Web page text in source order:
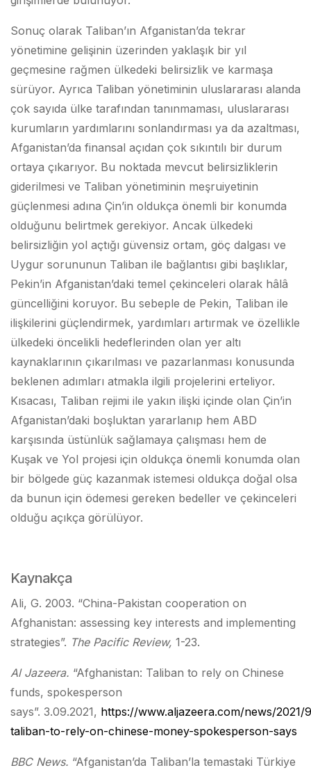
Sonuç olarak Taliban’ın Afganistan’da tekrar
yönetimine gelişinin üzerinden yaklaşık bir yıl
geçmesine rağmen ülkedeki belirsizlik ve karmaşa
sürüyor. Ayrıca Taliban yönetiminin uluslararası alanda
çok sayıda ülke tarafından tanınmaması, uluslararası
kurumların yardımlarını sonlandırması ya da azaltması,
Afganistan’da finansal açıdan çok sıkıntılı bir durum
ortaya çıkarıyor. Bu noktada mevcut belirsizliklerin
giderilmesi ve Taliban yönetiminin meşruiyetinin
güçlenmesi adına Çin’in oldukça önemli bir konumda
olduğunu belirtmek gerekiyor. Ancak ülkedeki
belirsizliğin yol açtığı güvensiz ortam, göç dalgası ve
Uygur sorununun Taliban ile bağlantısı gibi başlıklar,
Pekin’in Afganistan’daki temel çekinceleri olarak hâlâ
güncelliğini koruyor. Bu sebeple de Pekin, Taliban ile
ilişkilerini güçlendirmek, yardımları artırmak ve özellikle
ülkedeki öncelikli hedeflerinden olan yer altı
kaynaklarının çıkarılması ve pazarlanması konusunda
beklenen adımları atmakla ilgili projelerini erteliyor.
Kısacası, Taliban rejimi ile yakın ilişki içinde olan Çin’in
Afganistan’daki boşluktan yararlanıp hem ABD
karşısında üstünlük sağlamaya çalışması hem de
Kuşak ve Yol projesi için oldukça önemli konumda olan
bir bölgede güç kazanmak istemesi oldukça doğal olsa
da bunun için ödemesi gereken bedeller ve çekinceleri
olduğu açıkça görülüyor.
Kaynakça
Ali, G. 2003. “China-Pakistan cooperation on
Afghanistan: assessing key interests and implementing
strategies”. The Pacific Review, 1-23.
Al Jazeera. “Afghanistan: Taliban to rely on Chinese
funds, spokesperson
says”. 3.09.2021, https://www.aljazeera.com/news/2021/
taliban-to-rely-on-chinese-money-spokesperson-says
BBC News. “Afganistan’da Taliban’la temastaki Türkiye